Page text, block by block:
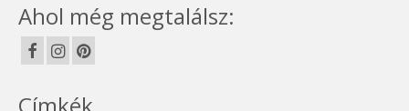
Ahol még megtalálsz: